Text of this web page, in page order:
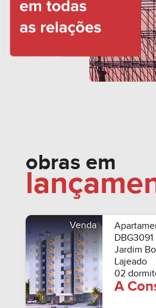
obras em
Venda
DBG3091
Jardim
Lajeado
02
A